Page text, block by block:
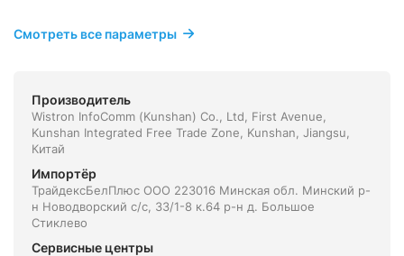
Смотреть все параметры
Производитель
Wistron InfoComm (Kunshan) Co., Ltd, First Avenue,
Kunshan Integrated Free Trade Zone, Kunshan, Jiangsu,
Китай
Импортёр
ТрайдексБелПлюс ООО 223016 Минская обл. Минский р-
н Новодворский с/с, 33/1-8 к.64 р-н д. Большое
Стиклево
Сервисные центры